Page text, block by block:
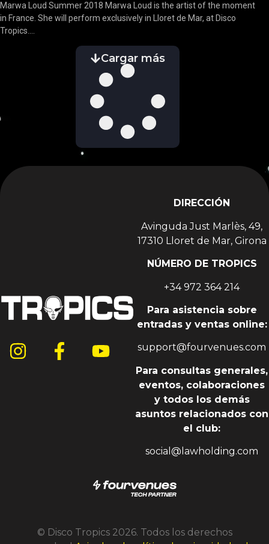
Marwa Loud Summer 2018 Marwa Loud is the artist of the moment
in France. She will perform exclusively in Lloret de Mar, at Disco
Tropics....
Cargar más
DIRECCIÓN
Avinguda Just Marlès, 49,
17310 Lloret de Mar, Girona
NÚMERO DE TROPICS
+34 972 364 214
Para asistencia sobre
entradas y ventas online:
support@fourvenues.com
Para consultas generales,
eventos, colaboraciones
y todos los demás
asuntos relacionados con
el club:
social@lawholding.com
© Disco Tropics 2026. Todos los derechos